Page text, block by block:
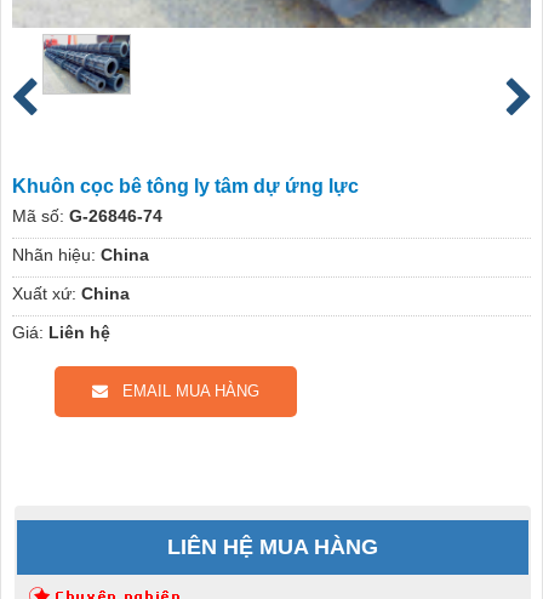
Khuôn cọc bê tông ly tâm dự ứng lực
Mã số: G-26846-74
Nhãn hiệu: China
Xuất xứ: China
Giá: Liên hệ
EMAIL MUA HÀNG
LIÊN HỆ MUA HÀNG